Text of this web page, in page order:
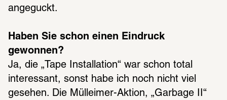
angeguckt.
Haben Sie schon einen Eindruck
gewonnen?
Ja, die „Tape Installation“ war schon total
interessant, sonst habe ich noch nicht viel
gesehen. Die Mülleimer-Aktion, „Garbage II“